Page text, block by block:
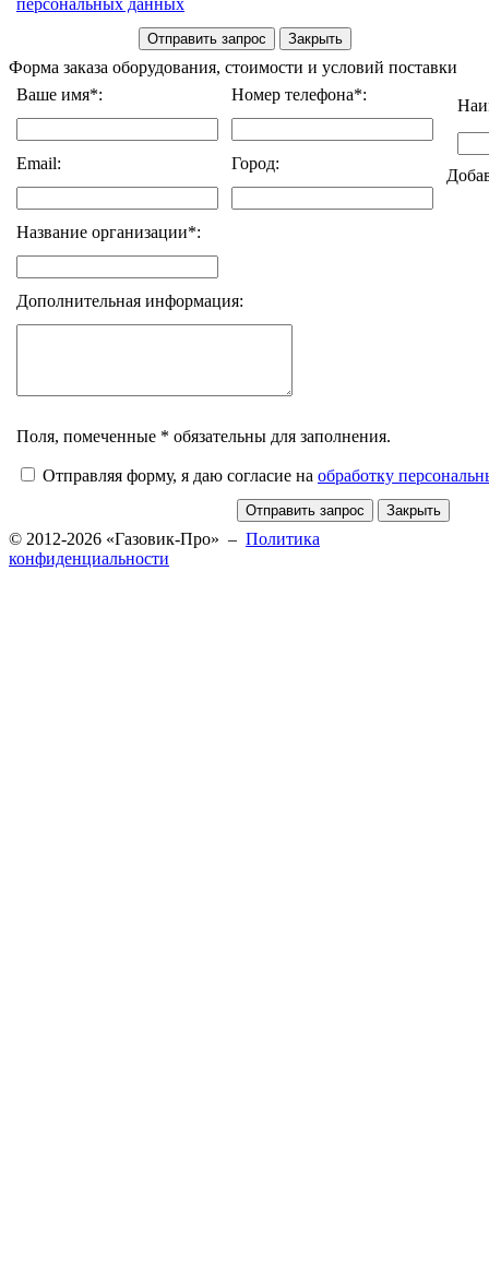
персональных данных
Форма заказа оборудования, стоимости и условий поставки
Ваше имя*:
Номер телефона*:
Email: Город:
Название организации*:
Дополнительная информация:
Поля, помеченные * обязательны для заполнения.
Отправляя форму, я даю согласие на обработку
© 2012-2026 «Газовик-Про» – Политика
конфиденциальности